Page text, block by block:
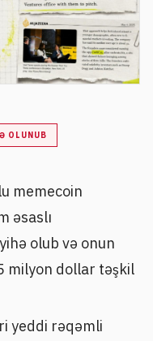
OLUNUB
memecoin
əsaslı
olub və onun
milyon dollar təşkil
yeddi rəqəmli